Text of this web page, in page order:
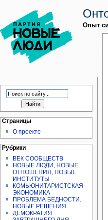
Опыт
Страницы
О проекте
Рубрики
ВЕК СООБЩЕСТВ
НОВЫЕ ЛЮДИ, НОВЫЕ
ОТНОШЕНИЯ, НОВЫЕ
ИНСТИТУТЫ
КОМЬЮНИТАРИСТСКАЯ
ЭКОНОМИКА
ПРОБЛЕМА БЕДНОСТИ.
НОВЫЕ РЕШЕНИЯ
ДЕМОКРАТИЯ